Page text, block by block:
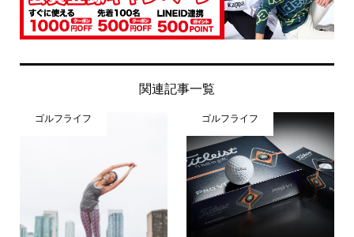
関連記事一覧
ゴルフライフ ゴルフライフ